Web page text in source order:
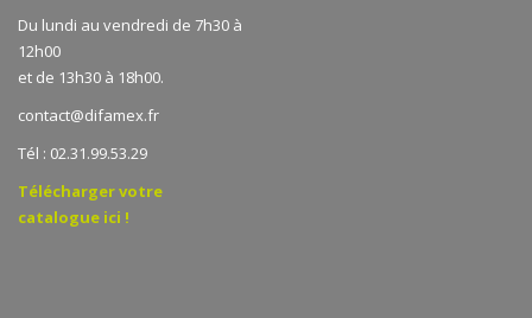
Du lundi au vendredi de 7h30 à
12h00
et de 13h30 à 18h00.
contact@difamex.fr
Tél : 02.31.99.53.29
Télécharger votre
catalogue ici !